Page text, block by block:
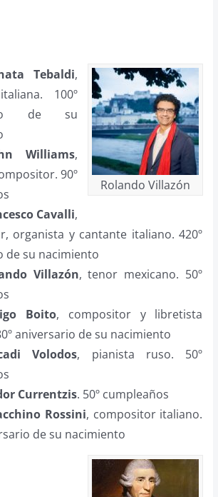
Rolando Villazón
Tebaldi,
100º
de su
Williams,
90º
Cavalli,
organista y cantante italiano. 420º
de su nacimiento
Villazón, tenor mexicano. 50º
Boito, compositor y libretista
aniversario de su nacimiento
Volodos, pianista ruso. 50º
Currentzis. 50º cumpleaños
Rossini, compositor italiano.
de su nacimiento